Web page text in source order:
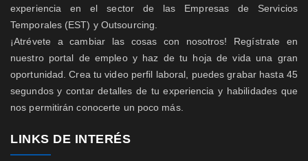
experiencia en el sector de las Empresas de Servicios
Temporales (EST) y Outsourcing.
¡Atrévete a cambiar las cosas con nosotros! Regístrate en
nuestro portal de empleo y haz de tu hoja de vida una gran
oportunidad. Crea tu video perfil laboral, puedes grabar hasta 45
segundos y contar detalles de tu experiencia y habilidades que
nos permitirán conocerte un poco más.
LINKS DE INTERÉS